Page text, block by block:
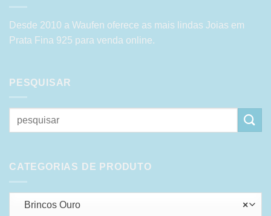
Desde 2010 a Waufen oferece as mais lindas Joias em
Prata Fina 925 para venda online.
PESQUISAR
Pesquisar
por:
CATEGORIAS DE PRODUTO
×
Brincos Ouro